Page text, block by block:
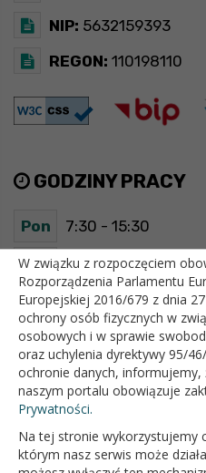
NIP: 5632159393
REGON: 110198110
GODZINY PRACY
Pon 7:30 - 15:30
Wt 7:30 - 15:30
Śr 7:30 - 15:30
Czw 7:30 - 15:30
Pt 7:30 - 15:30
OFICJALNY SERWIS
W związku z rozpoczęciem
Rozporządzenia Parlamentu
Europejskiej 2016/679 z dnia
ochrony osób fizycznych w
osobowych i w sprawie
oraz uchylenia dyrektywy 95/
ochronie danych,
naszym portalu obowiązuje
Prywatności.
Na tej stronie wykorzystujemy
którym nasz serwis może